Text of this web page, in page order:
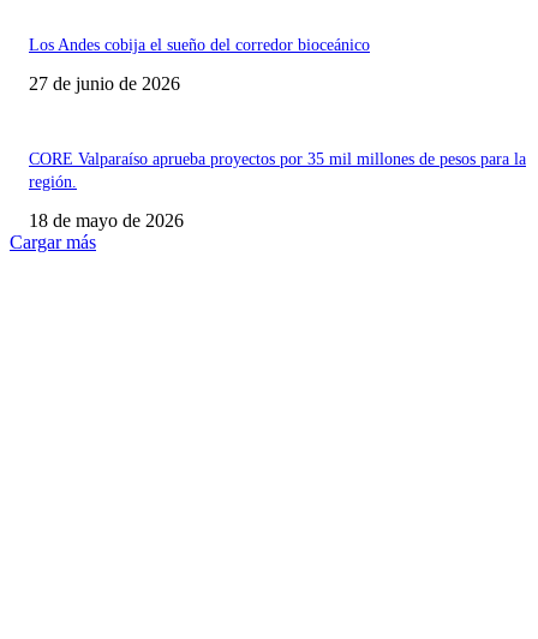
Los Andes cobija el sueño del corredor bioceánico
27 de junio de 2026
CORE Valparaíso aprueba proyectos por 35 mil millones de pesos para la
región.
18 de mayo de 2026
Cargar más